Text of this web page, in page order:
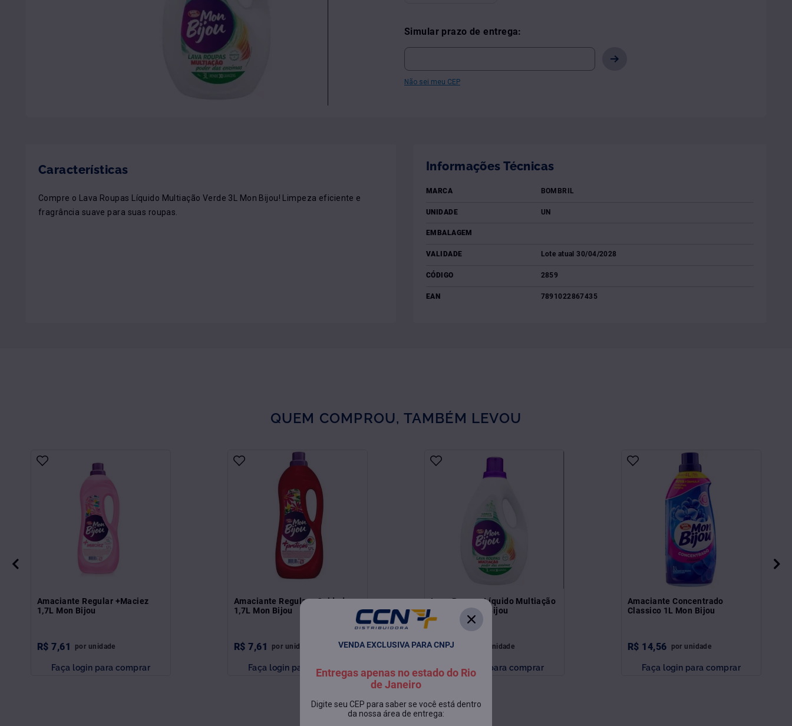
VENDA EXCLUSIVA PARA CNPJ
Entregas apenas no estado do Rio
de Janeiro
Digite seu CEP para saber se você está dentro
da nossa área de entrega:
Simular prazo de entrega:
Não sei meu CEP
Características
Compre o Lava Roupas Líquido Multiação Verde 3L Mon Bijou! Limpeza eficiente e
fragrância suave para suas roupas.
Informações Técnicas
MARCA BOMBRIL
UNIDADE UN
EMBALAGEM
VALIDADE Lote atual 30/04/2028
CÓDIGO 2859
EAN 7891022867435
QUEM COMPROU, TAMBÉM LEVOU
Amaciante Regular +Maciez
1,7L Mon Bijou
R$ 7,61 por unidade
Faça login para comprar
Amaciante Regular +Cuidado
1,7L Mon Bijou
R$ 7,61 por unidade
Faça login para comprar
Lava Roupas Líquido Multiação
Verde 3L Mon Bijou
R$ 24 unidade
Faça login para comprar
Amaciante Concentrado
Classico 1L Mon Bijou
R$ 14,56 por unidade
Faça login para comprar